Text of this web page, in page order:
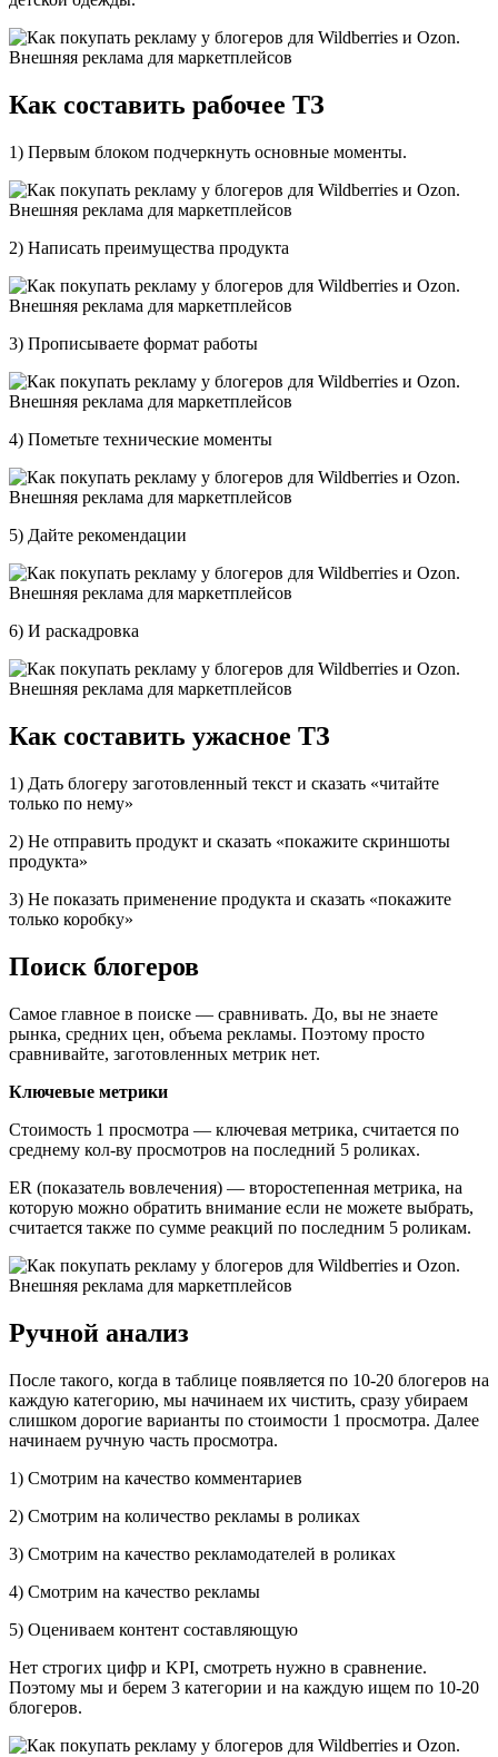
Как составить рабочее ТЗ
1) Первым блоком подчеркнуть основные моменты.
2) Написать преимущества продукта
3) Прописываете формат работы
4) Пометьте технические моменты
5) Дайте рекомендации
6) И раскадровка
Как составить ужасное ТЗ
1) Дать блогеру заготовленный текст и сказать «читайте
только по нему»
2) Не отправить продукт и сказать «покажите скриншоты
продукта»
3) Не показать применение продукта и сказать «покажите
только коробку»
Поиск блогеров
Самое главное в поиске — сравнивать. До, вы не знаете
рынка, средних цен, объема рекламы. Поэтому просто
сравнивайте, заготовленных метрик нет.
Ключевые метрики
Стоимость 1 просмотра — ключевая метрика, считается по
среднему кол-ву просмотров на последний 5 роликах.
ER (показатель вовлечения) — второстепенная метрика, на
которую можно обратить внимание если не можете выбрать,
считается также по сумме реакций по последним 5 роликам.
Ручной анализ
После такого, когда в таблице появляется по 10-20 блогеров на
каждую категорию, мы начинаем их чистить, сразу убираем
слишком дорогие варианты по стоимости 1 просмотра. Далее
начинаем ручную часть просмотра.
1) Смотрим на качество комментариев
2) Смотрим на количество рекламы в роликах
3) Смотрим на качество рекламодателей в роликах
4) Смотрим на качество рекламы
5) Оцениваем контент составляющую
Нет строгих цифр и KPI, смотреть нужно в сравнение.
Поэтому мы и берем 3 категории и на каждую ищем по 10-20
блогеров.